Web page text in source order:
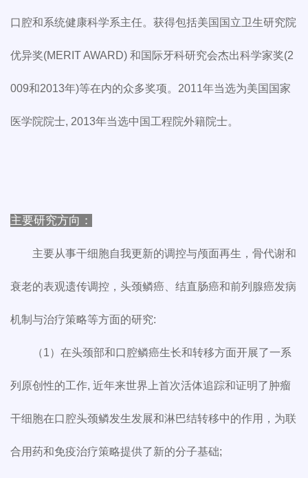
口腔和系统健康科学系主任。获得包括美国国立卫生研究院
优异奖(MERIT AWARD) 和国际牙科研究会杰出科学家奖(2
009和2013年)等在内的众多奖项。2011年当选为美国国家
医学院院士, 2013年当选中国工程院外籍院士。
主要研究方向：
主要从事干细胞自我更新的调控与颅面再生，骨代谢和
衰老的表观遗传调控，头颈鳞癌、结直肠癌和前列腺癌发病
机制与治疗策略等方面的研究:
（1）在头颈部和口腔鳞癌生长和转移方面开展了一系
列原创性的工作, 近年来世界上首次活体追踪和证明了肿瘤
干细胞在口腔头颈鳞发生发展和淋巴结转移中的作用，为联
合用药和免疫治疗策略提供了新的分子基础;